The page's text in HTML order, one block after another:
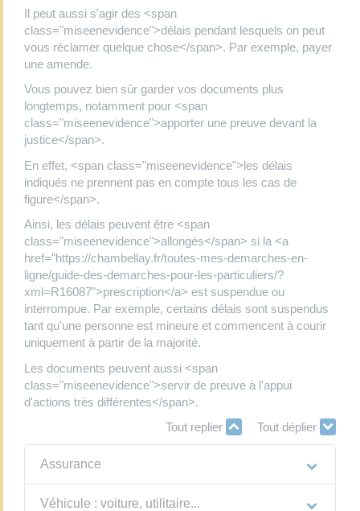
Il peut aussi s'agir des <span
class="miseenevidence">délais pendant lesquels on peut
vous réclamer quelque chose</span>. Par exemple, payer
une amende.
Vous pouvez bien sûr garder vos documents plus
longtemps, notamment pour <span
class="miseenevidence">apporter une preuve devant la
justice</span>.
En effet, <span class="miseenevidence">les délais
indiqués ne prennent pas en compte tous les cas de
figure</span>.
Ainsi, les délais peuvent être <span
class="miseenevidence">allongés</span> si la <a
href="https://chambellay.fr/toutes-mes-demarches-en-
ligne/guide-des-demarches-pour-les-particuliers/?
xml=R16087">prescription</a> est suspendue ou
interrompue. Par exemple, certains délais sont suspendus
tant qu'une personne est mineure et commencent à courir
uniquement à partir de la majorité.
Les documents peuvent aussi <span
class="miseenevidence">servir de preuve à l'appui
d'actions très différentes</span>.
Tout replier
Tout déplier
Assurance
Véhicule : voiture, utilitaire...